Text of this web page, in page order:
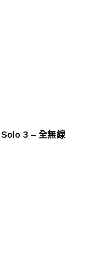
3 – 全無線